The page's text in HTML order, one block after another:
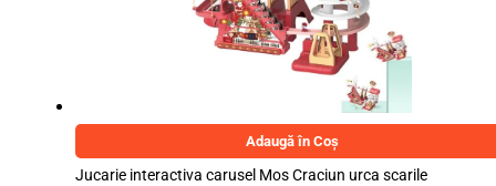
Adaugă în Coș
Jucarie interactiva carusel Mos Craciun urca scarile